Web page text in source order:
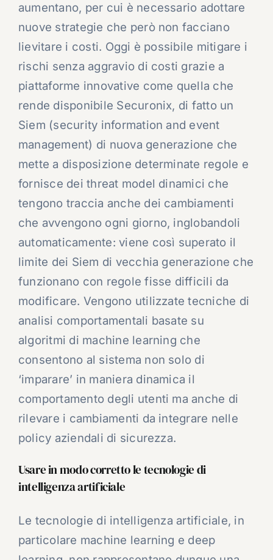
aumentano, per cui è necessario adottare
nuove strategie che però non facciano
lievitare i costi. Oggi è possibile mitigare i
rischi senza aggravio di costi grazie a
piattaforme innovative come quella che
rende disponibile Securonix, di fatto un
Siem (security information and event
management) di nuova generazione che
mette a disposizione determinate regole e
fornisce dei threat model dinamici che
tengono traccia anche dei cambiamenti
che avvengono ogni giorno, inglobandoli
automaticamente: viene così superato il
limite dei Siem di vecchia generazione che
funzionano con regole fisse difficili da
modificare. Vengono utilizzate tecniche di
analisi comportamentali basate su
algoritmi di machine learning che
consentono al sistema non solo di
‘imparare’ in maniera dinamica il
comportamento degli utenti ma anche di
rilevare i cambiamenti da integrare nelle
policy aziendali di sicurezza.
Usare in modo corretto le tecnologie di
intelligenza artificiale
Le tecnologie di intelligenza artificiale, in
particolare machine learning e deep